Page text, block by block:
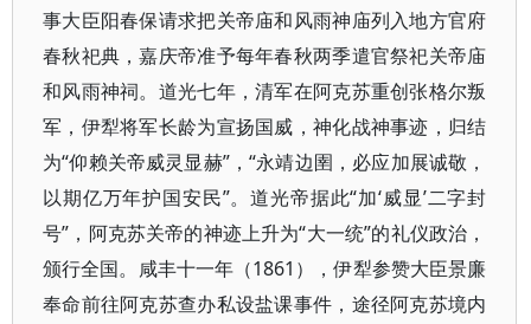
事大臣阳春保请求把关帝庙和风雨神庙列入地方官府
春秋祀典，嘉庆帝准予每年春秋两季遣官祭祀关帝庙
和风雨神祠。道光七年，清军在阿克苏重创张格尔叛
军，伊犁将军长龄为宣扬国威，神化战神事迹，归结
为“仰赖关帝威灵显赫”，“永靖边圉，必应加展诚敬，
以期亿万年护国安民”。道光帝据此“加‘威显’二字封
号”，阿克苏关帝的神迹上升为“大一统”的礼仪政治，
颁行全国。咸丰十一年（1861），伊犁参赞大臣景廉
奉命前往阿克苏查办私设盐课事件，途径阿克苏境内